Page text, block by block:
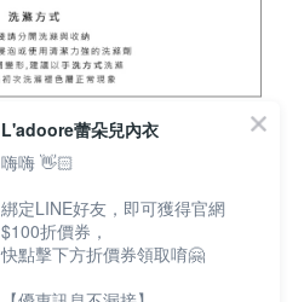
L'adoore蕾朵兒內衣
嗨嗨 👋🏻
綁定LINE好友，即可獲得官網
$100折價券，
快點擊下方折價券領取唷🤗